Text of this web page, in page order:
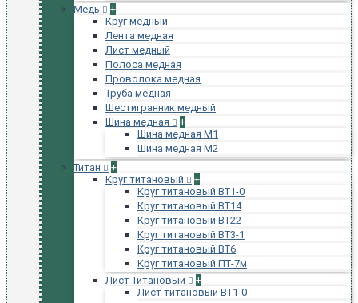
Медь
+
Круг медный
Лента медная
Лист медный
Полоса медная
Проволока медная
Труба медная
Шестигранник медный
Шина медная
+
Шина медная М1
Шина медная М2
Титан
+
Круг титановый
+
Круг титановый ВТ1-0
Круг титановый ВТ14
Круг титановый ВТ22
Круг титановый ВТ3-1
Круг титановый ВТ6
Круг титановый ПТ-7м
Лист Титановый
+
Лист титановый ВТ1-0